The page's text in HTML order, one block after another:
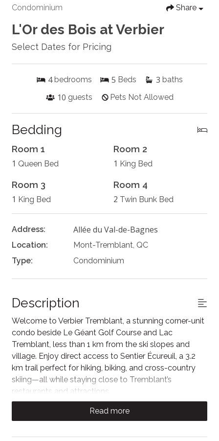
Condominium Share
L'Or des Bois at Verbier
Select Dates for Pricing
4 bedrooms 5 Beds 3 baths
10 guests Pets Not Allowed
Bedding
Room 1
1 Queen Bed
Room 2
1 King Bed
Room 3
1 King Bed
Room 4
2 Twin Bunk Bed
Address: Allée du Val-de-Bagnes
Location:
Mont-Tremblant, QC
Type:
Condominium
Description
Welcome to Verbier Tremblant, a stunning corner-unit
condo beside Le Géant Golf Course and Lac
Tremblant, less than 1 km from the ski slopes and
village. Enjoy direct access to Sentier Écureuil, a 3.2
km trail perfect for hiking, biking, and cross-country
skiing—all while staying close to Tremblant’s
restaurants and attractions.
This bright two-storey condo features floor-to-ceiling
windows, a cozy gas fireplace, and a fully equipped
modern kitchen. Step out to the balcony with BBQ
Read more